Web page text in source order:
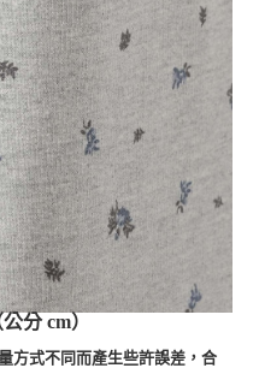
分 cm）
方式不同而產生些許誤差，合